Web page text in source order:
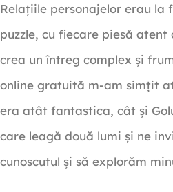
Relațiile personajelor erau la
puzzle, cu fiecare piesă
crea un întreg complex și
online gratuită m-am simțit
era atât fantastica, cât și
care leagă două lumi și ne
cunoscutul și să explorăm